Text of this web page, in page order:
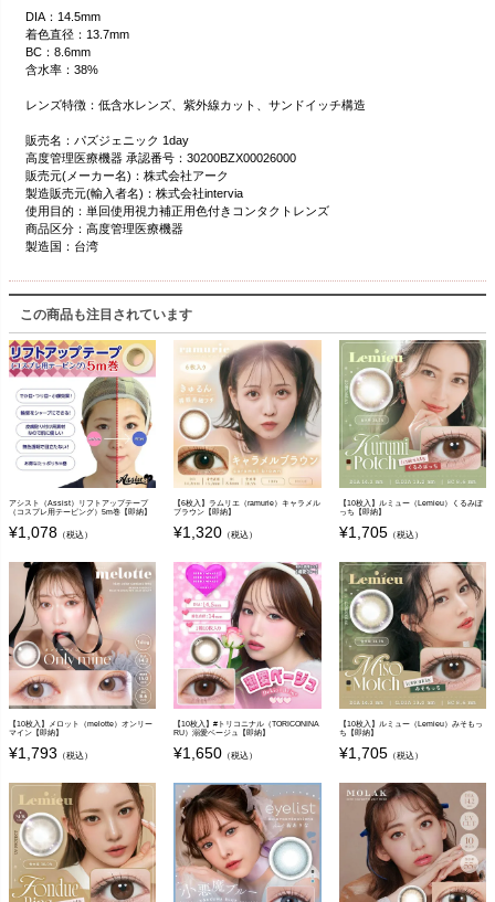
DIA：14.5mm
着色直径：13.7mm
BC：8.6mm
含水率：38%
レンズ特徴：低含水レンズ、紫外線カット、サンドイッチ構造
販売名：パズジェニック 1day
高度管理医療機器 承認番号：30200BZX00026000
販売元(メーカー名)：株式会社アーク
製造販売元(輸入者名)：株式会社intervia
使用目的：単回使用視力補正用色付きコンタクトレンズ
商品区分：高度管理医療機器
製造国：台湾
この商品も注目されています
アシスト（Assist）リフトアップテープ
（コスプレ用テーピング）5m巻【即納】
¥1,078 （税込）
【6枚入】ラムリエ（ramurie）キャラメル
ブラウン【即納】
¥1,320 （税込）
【10枚入】ルミュー（Lemieu）くるみぽ
っち【即納】
¥1,705（税込）
【10枚入】メロット（melotte）オンリー
マイン【即納】
¥1,793 （税込）
【10枚入】#トリコニナル（TORICONINA
RU）溺愛ベージュ【即納】
¥1,650 （税込）
【10枚入】ルミュー（Lemieu）みそもっ
ち【即納】
¥1,705（税込）